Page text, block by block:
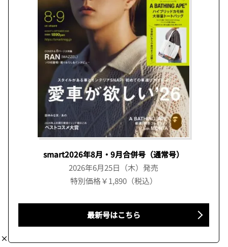
smart2026年8月・9月合併号（通常号）
2026年6月25日（木）発売
特別価格￥1,890（税込）
最新号はこちら